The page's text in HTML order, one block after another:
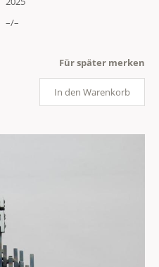
–/–
Für später merken
In den Warenkorb